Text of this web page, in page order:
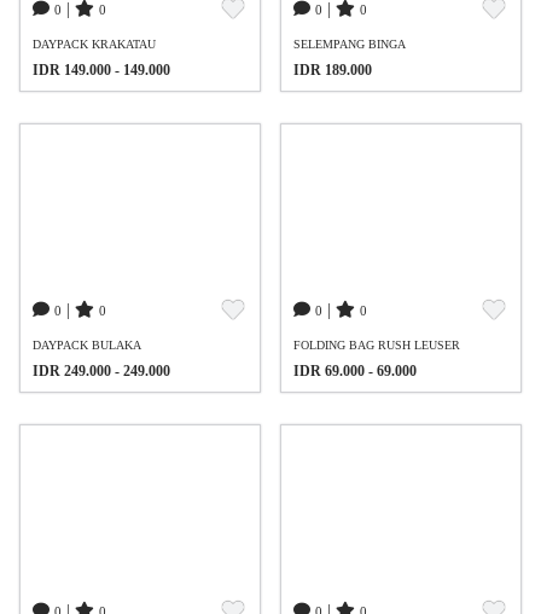
0 0
DAYPACK KRAKATAU
IDR 149.000 - 149.000
0 0
SELEMPANG BINGA
IDR 189.000
0 0
DAYPACK BULAKA
IDR 249.000 - 249.000
0 0
FOLDING BAG RUSH LEUSER
IDR 69.000 - 69.000
0 0